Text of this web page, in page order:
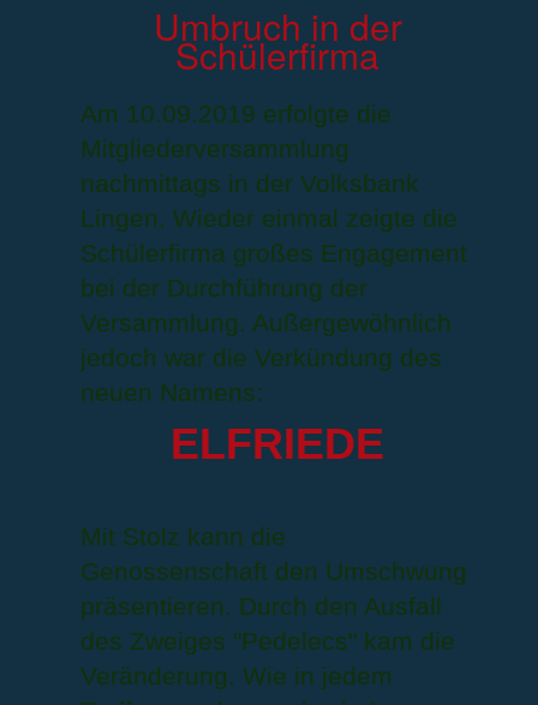
Umbruch in der
Schülerfirma
Am 10.09.2019 erfolgte die
Mitgliederversammlung
nachmittags in der Volksbank
Lingen. Wieder einmal zeigte die
Schülerfirma großes Engagement
bei der Durchführung der
Versammlung. Außergewöhnlich
jedoch war die Verkündung des
neuen Namens:
ELFRIEDE
Mit Stolz kann die
Genossenschaft den Umschwung
präsentieren. Durch den Ausfall
des Zweiges "Pedelecs" kam die
Veränderung. Wie in jedem